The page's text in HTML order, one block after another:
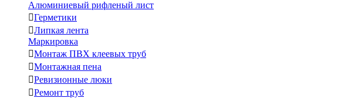
Алюминиевый рифленый лист
Герметики
Липкая лента
Маркировка
Монтаж ПВХ клеевых труб
Монтажная пена
Ревизионные люки
Ремонт труб